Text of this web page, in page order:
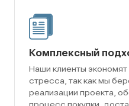
Комплексный
Наши клиенты
стресса, так как мы
реализации проекта,
процесс покупки,